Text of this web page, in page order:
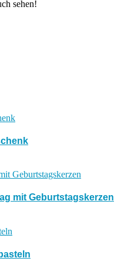
sehen!
mit Geburtstagskerzen